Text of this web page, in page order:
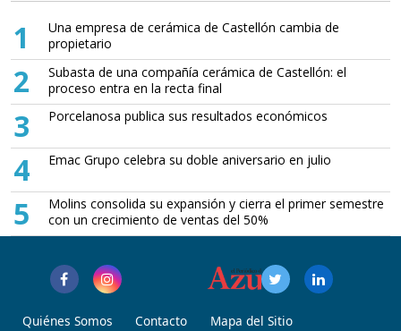
1
Una empresa de cerámica de Castellón cambia de
propietario
2
Subasta de una compañía cerámica de Castellón: el
proceso entra en la recta final
3 Porcelanosa publica sus resultados económicos
4 Emac Grupo celebra su doble aniversario en julio
5
Molins consolida su expansión y cierra el primer semestre
con un crecimiento de ventas del 50%
Quiénes Somos Contacto Mapa del Sitio